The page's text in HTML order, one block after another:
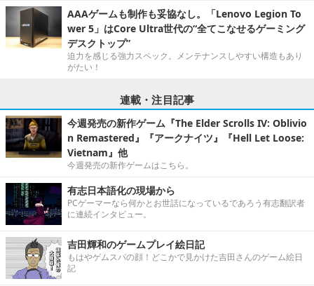
AAAゲームも制作も妥協なし。「Lenovo Legion To
wer 5」はCore Ultra世代の“全てこなせるゲーミング
デスクトップ”
迫力を感じる強力スペック。メンテナンスしやすい構造もあり
がたい！
連載・注目記事
今週発売の新作ゲーム『The Elder Scrolls IV: Oblivio
n Remastered』『アークナイツ』『Hell Let Loose:
Vietnam』他
今週発売の新作ゲームはこちら。
有志日本語化の現場から
PCゲーマーなら何かとお世話になっているであろう有志翻訳者
に連続インタビュー。
吉田輝和のゲームプレイ絵日記
もはやゲムスパの顔！どこかで見かけた吉田さんのゲーム絵日
記